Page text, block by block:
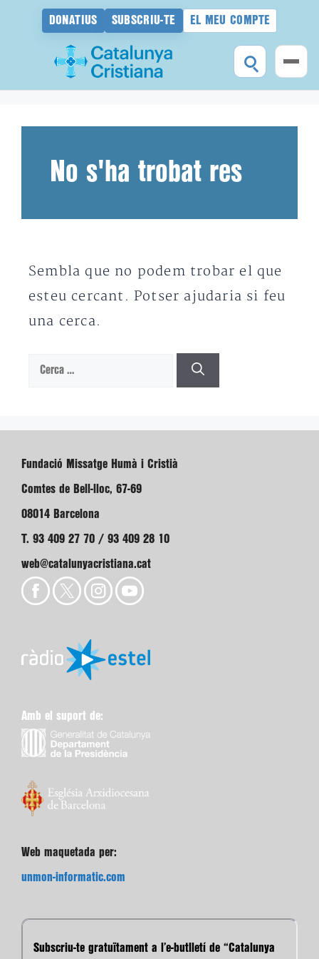
DONATIUS SUBSCRIU-TE EL MEU COMPTE
No s'ha trobat res
Sembla que no podem trobar el que
esteu cercant. Potser ajudaria si feu
una cerca.
Cerca:
Fundació Missatge Humà i Cristià
Comtes de Bell-lloc, 67-69
08014 Barcelona
T. 93 409 27 70 / 93 409 28 10
web@catalunyacristiana.cat
Amb el suport de:
Web maquetada per:
unmon-informatic.com
Subscriu-te gratuïtament a l’e-butlletí de “Catalunya